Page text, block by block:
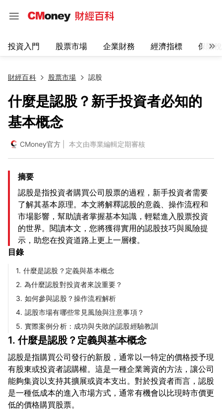
投資入門 股票市場 企業財務 經濟指標 保險
財經百科 股票市場 認股
什麼是認股？新手投資者必知的
基本概念
CMoney官方 | 本文由專業編輯定期審核
摘要
認股是指投資者購買公司股票的過程，新手投資者需要
了解其基本原理。本文將解釋認股的意義、操作流程和
市場影響，幫助讀者掌握基本知識，輕鬆進入股票投資
的世界。閱讀本文，您將獲得實用的認股技巧與風險提
示，助您在投資道路上更上一層樓。
目錄
1. 什麼是認股？定義與基本概念
2. 為什麼認股對投資者來說重要？
3. 如何參與認股？操作流程解析
4. 認股市場有哪些常見風險與注意事項？
5. 實際案例分析：成功與失敗的認股經驗教訓
1. 什麼是認股？定義與基本概念
認股是指購買公司發行的新股，通常以一特定的價格授予現
有股東或投資者認購權。這是一種企業籌資的方法，讓公司
能夠集資以支持其擴展或資本支出。對於投資者而言，認股
是一種低成本的進入市場方式，通常有機會以比現時市價更